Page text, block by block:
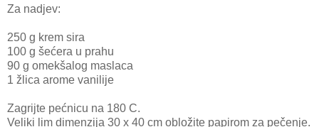
Za nadjev:
250 g krem sira
100 g šećera u prahu
90 g omekšalog maslaca
1 žlica arome vanilije
Zagrijte pećnicu na 180 C.
Veliki lim dimenzija 30 x 40 cm obložite papirom za pečenje.